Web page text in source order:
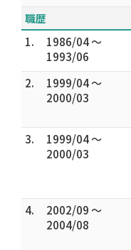
職歴
1.
1986/04 ～
1993/06
2.
1999/04 ～
2000/03
3.
1999/04 ～
2000/03
4.
2002/09 ～
2004/08